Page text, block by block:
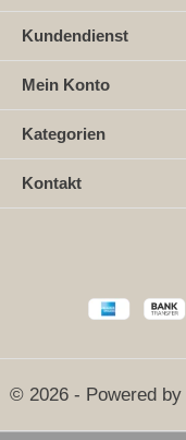
Kundendienst
Mein Konto
Kategorien
Kontakt
© 2026 - Powered by